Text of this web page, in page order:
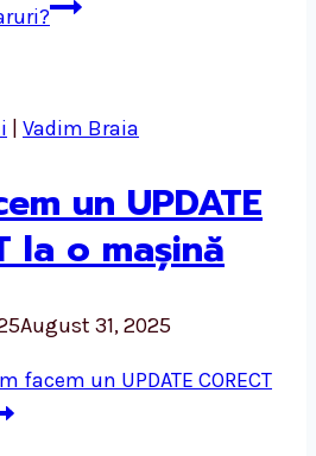
Vadim Braia
un UPDATE
la o mașină
August 31, 2025
facem un UPDATE CORECT